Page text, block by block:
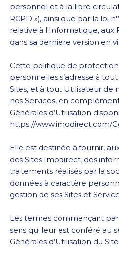
personnel et à la libre
RGPD »), ainsi que par la loi
relative à l'Informatique, aux
dans sa dernière version en
Cette politique de
personnelles s’adresse à
Sites, et à tout Utilisateur de
nos Services, en
Générales d’Utilisation
https://www.imodirect.com/
Elle est destinée à fournir,
des Sites Imodirect, des
traitements réalisés par la
données à caractère
gestion de ses Sites et
Les termes commençant
sens qui leur est conféré au
Générales d’Utilisation du Site.